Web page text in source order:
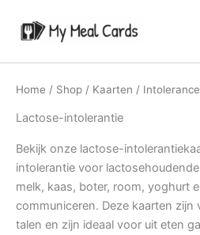
naar
inhoud
Home / Shop / Kaarten /
Lactose-intolerantie
Bekijk onze lactose-
intolerantie voor
melk, kaas, boter, room, yoghurt
communiceren. Deze kaarten zijn
talen en zijn ideaal voor uit eten